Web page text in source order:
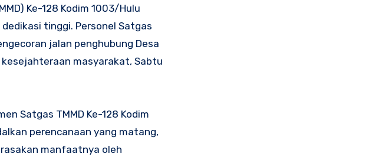
Ke-128 Kodim 1003/Hulu
tinggi. Personel Satgas
jalan penghubung Desa
kesejahteraan masyarakat, Sabtu
Satgas TMMD Ke-128 Kodim
perencanaan yang matang,
manfaatnya oleh